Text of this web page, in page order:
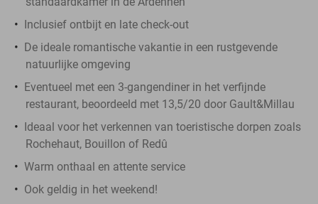
Inclusief ontbijt en late check-out
De ideale romantische vakantie in een rustgevende
natuurlijke omgeving
Eventueel met een 3-gangendiner in het verfijnde
restaurant, beoordeeld met 13,5/20 door Gault&Millau
Ideaal voor het verkennen van toeristische dorpen zoals
Rochehaut, Bouillon of Redû
Warm onthaal en attente service
Ook geldig in het weekend!